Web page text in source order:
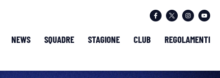
NEWS SQUADRE STAGIONE CLUB REGOLAMENTI